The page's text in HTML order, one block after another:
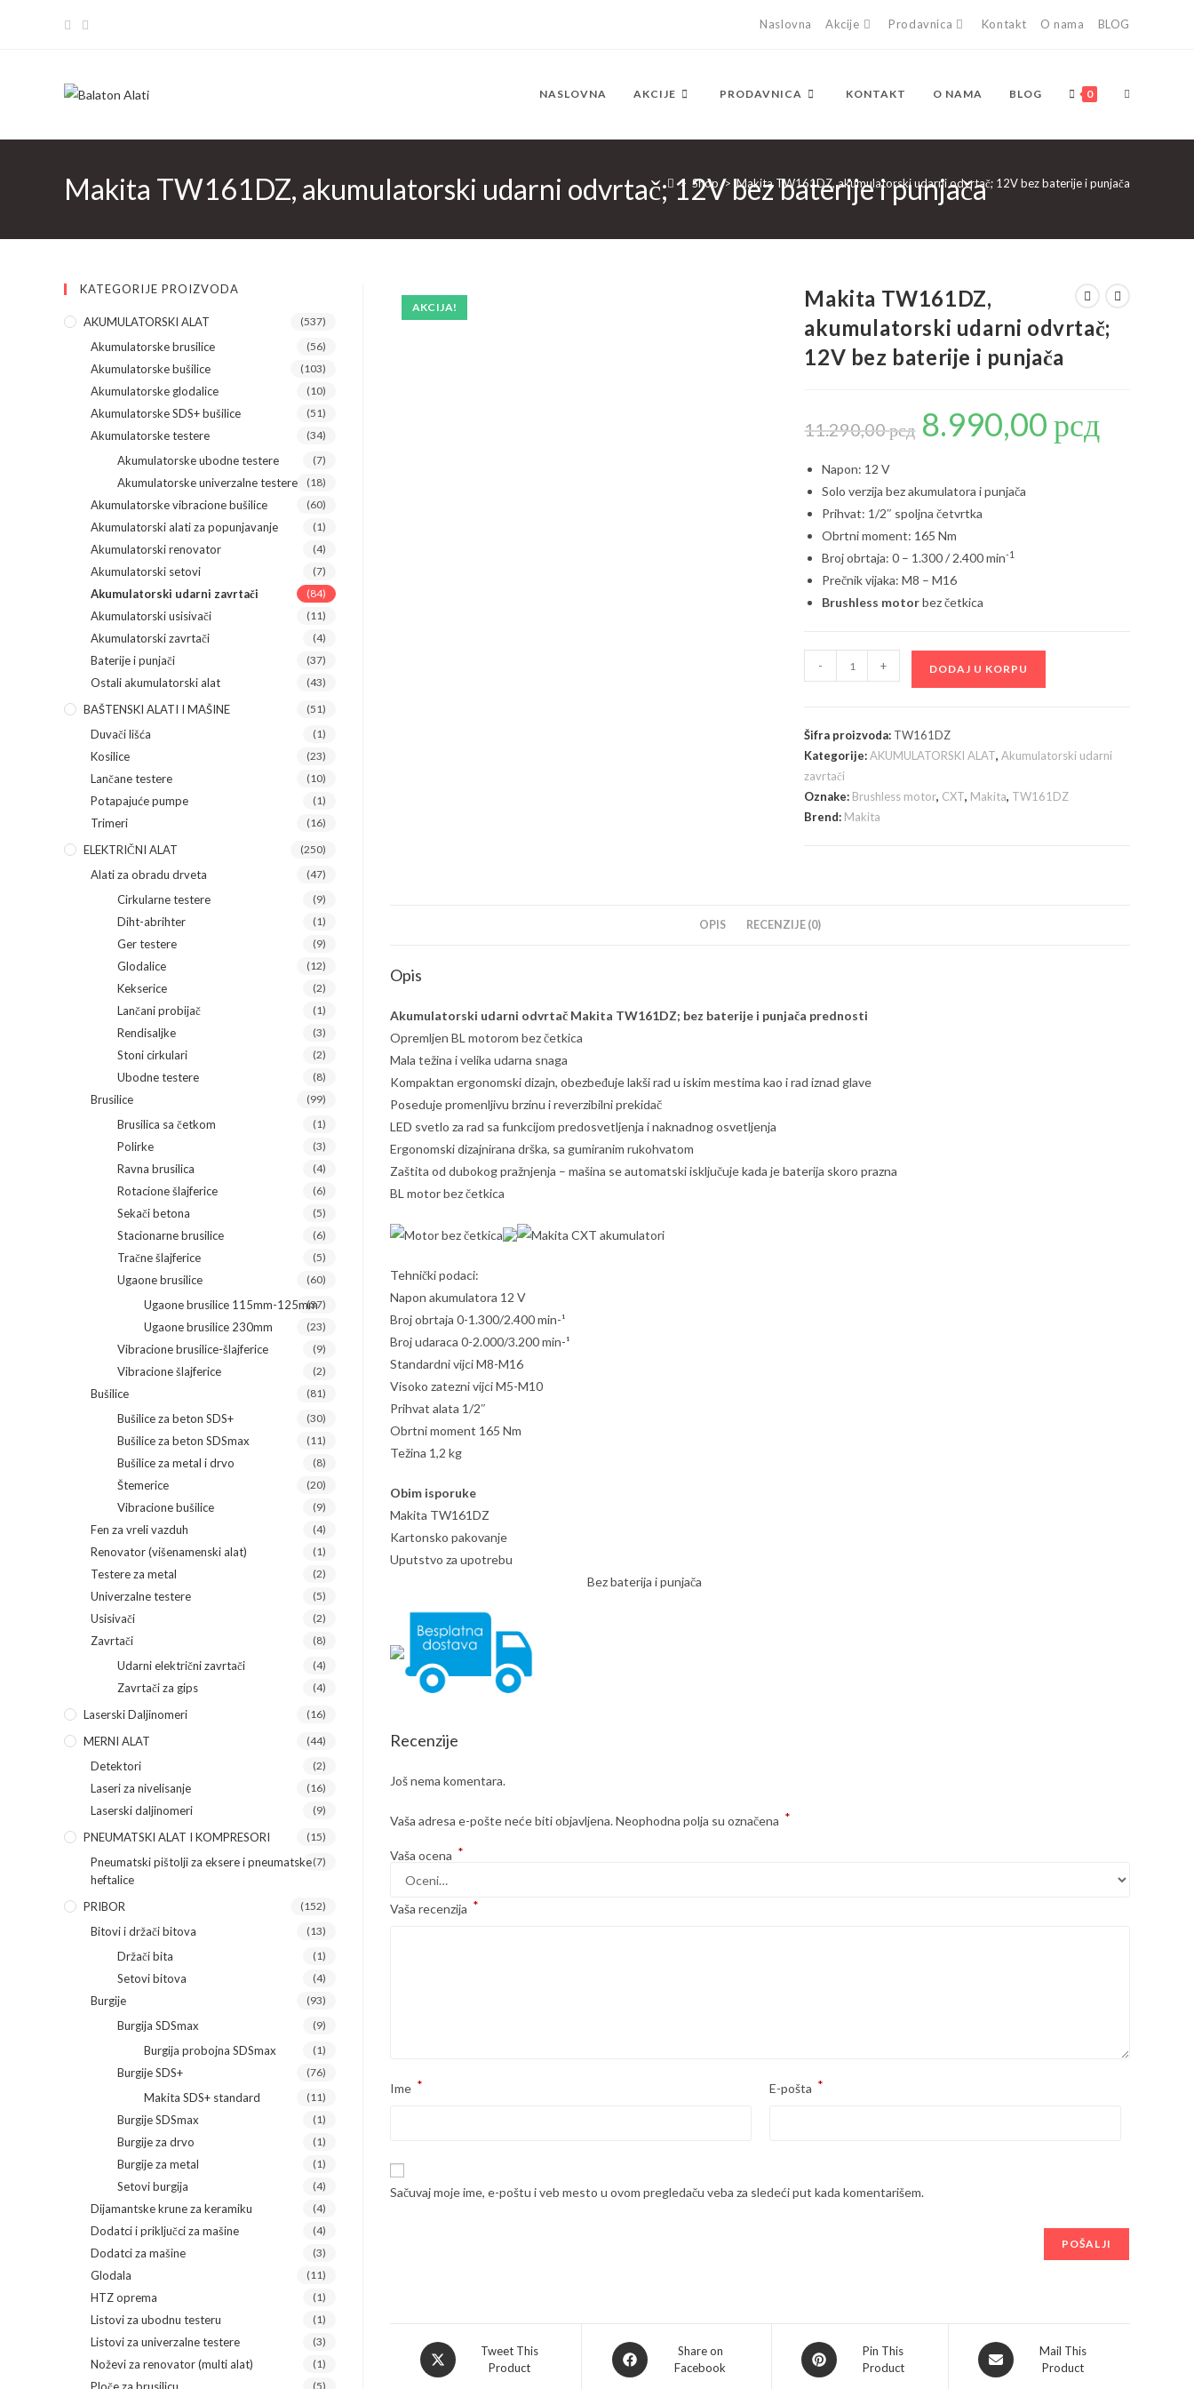
Naslovna Akcije Prodavnica Kontakt O nama BLOG
NASLOVNA AKCIJE PRODAVNICA KONTAKT O NAMA BLOG 0 TOGGLE
WEBSITE
Makita TW161DZ, akumulatorski udarni odvrtač; 12V bez baterije i punjača
> Shop > Makita TW161DZ, akumulatorski udarni odvrtač; 12V bez baterije i punjača
AKCIJA!
Makita TW161DZ,
akumulatorski udarni odvrtač;
12V bez baterije i punjača
11.290,00рсд
Originalna
cena
je
8.990,00рсдje:
Napon: 12 V
Solo verzija bez akumulatora i punjača
Prihvat: 1/2″ spoljna četvrtka
Obrtni moment: 165 Nm
Broj obrtaja: 0 – 1.300 / 2.400 min-1
Prečnik vijaka: M8 – M16
Brushless motorbez četkica
TW161DZ,
udarni
odvrtač;
12V
bez
baterije
- + DODAJ U KORPU
Šifra proizvoda: TW161DZ
Kategorije:AKUMULATORSKI ALAT,Akumulatorski udarni
zavrtači
Oznake: Brushless motor, CXT, Makita, TW161DZ
Brend: Makita
OPIS RECENZIJE (0)
Opis
Akumulatorski udarni odvrtač Makita TW161DZ; bez baterije i punjača prednosti
Opremljen BL motorom bez četkica
Mala težina i velika udarna snaga
Kompaktan ergonomski dizajn, obezbeđuje lakši rad u iskim mestima kao i rad iznad glave
Poseduje promenljivu brzinu i reverzibilni prekidač
LED svetlo za rad sa funkcijom predosvetljenja i naknadnog osvetljenja
Ergonomski dizajnirana drška, sa gumiranim rukohvatom
Zaštita od dubokog pražnjenja – mašina se automatski isključuje kada je baterija skoro prazna
BL motor bez četkica
Tehnički podaci:
Napon akumulatora 12 V
Broj obrtaja 0-1.300/2.400 min-¹
Broj udaraca 0-2.000/3.200 min-¹
Standardni vijci M8-M16
Visoko zatezni vijci M5-M10
Prihvat alata 1/2″
Obrtni moment 165 Nm
Težina 1,2 kg
Obim isporuke
Makita TW161DZ
Kartonsko pakovanje
Uputstvo za upotrebu
Bez baterija i punjača
Recenzije
Još nema komentara.
Vaša adresa e-pošte neće biti objavljena.Neophodna polja su označena *
Vaša ocena *
Vaša recenzija *
Ime * E-pošta *
Sačuvaj moje ime, e-poštu i veb mesto u ovom pregledaču veba za sledeći put kada komentarišem.
Opens
in
Tweet This
Product
Opens
in
Share on
Facebook
Opens
in
Pin This
Product
Opens
in
Mail This
Product
KATEGORIJE PROIZVODA
AKUMULATORSKI ALAT (537)
Akumulatorske brusilice (56)
Akumulatorske bušilice (103)
Akumulatorske glodalice (10)
Akumulatorske SDS+ bušilice (51)
Akumulatorske testere (34)
Akumulatorske ubodne testere (7)
Akumulatorske univerzalne testere (18)
Akumulatorske vibracione bušilice (60)
Akumulatorski alati za popunjavanje (1)
Akumulatorski renovator (4)
Akumulatorski setovi (7)
Akumulatorski udarni zavrtači (84)
Akumulatorski usisivači (11)
Akumulatorski zavrtači (4)
Baterije i punjači (37)
Ostali akumulatorski alat (43)
BAŠTENSKI ALATI I MAŠINE (51)
Duvači lišća (1)
Kosilice (23)
Lančane testere (10)
Potapajuće pumpe (1)
Trimeri (16)
ELEKTRIČNI ALAT (250)
Alati za obradu drveta (47)
Cirkularne testere (9)
Diht-abrihter (1)
Ger testere (9)
Glodalice (12)
Kekserice (2)
Lančani probijač (1)
Rendisaljke (3)
Stoni cirkulari (2)
Ubodne testere (8)
Brusilice (99)
Brusilica sa četkom (1)
Polirke (3)
Ravna brusilica (4)
Rotacione šlajferice (6)
Sekači betona (5)
Stacionarne brusilice (6)
Tračne šlajferice (5)
Ugaone brusilice (60)
Ugaone brusilice 115mm-125mm
(37)
Ugaone brusilice 230mm (23)
Vibracione brusilice-šlajferice (9)
Vibracione šlajferice (2)
Bušilice (81)
Bušilice za beton SDS+ (30)
Bušilice za beton SDSmax (11)
Bušilice za metal i drvo (8)
Štemerice (20)
Vibracione bušilice (9)
Fen za vreli vazduh (4)
Renovator (višenamenski alat) (1)
Testere za metal (2)
Univerzalne testere (5)
Usisivači (2)
Zavrtači (8)
Udarni električni zavrtači (4)
Zavrtači za gips (4)
Laserski Daljinomeri (16)
MERNI ALAT (44)
Detektori (2)
Laseri za nivelisanje (16)
Laserski daljinomeri (9)
PNEUMATSKI ALAT I KOMPRESORI (15)
Pneumatski pištolji za eksere i pneumatske
heftalice
(7)
PRIBOR (152)
Bitovi i držači bitova (13)
Držači bita (1)
Setovi bitova (4)
Burgije (93)
Burgija SDSmax (9)
Burgija probojna SDSmax (1)
Burgije SDS+ (76)
Makita SDS+ standard (11)
Burgije SDSmax (1)
Burgije za drvo (1)
Burgije za metal (1)
Setovi burgija (4)
Dijamantske krune za keramiku (4)
Dodatci i priključci za mašine (4)
Dodatci za mašine (3)
Glodala (11)
HTZ oprema (1)
Listovi za ubodnu testeru (1)
Listovi za univerzalne testere (3)
Noževi za renovator (multi alat) (1)
(5)